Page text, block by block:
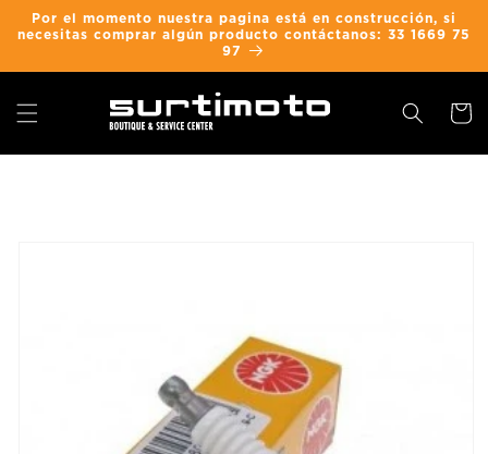
directamente
al contenido
Por el momento nuestra pagina está en construcción, si
necesitas comprar algún producto contáctanos: 33 1669 75
97
Carrito